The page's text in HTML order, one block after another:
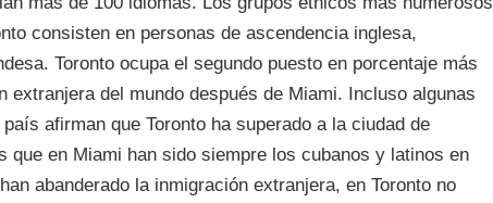
consisten en personas de ascendencia inglesa,
Toronto ocupa el segundo puesto en porcentaje más
extranjera del mundo después de Miami. Incluso algunas
afirman que Toronto ha superado a la ciudad de
que en Miami han sido siempre los cubanos y latinos en
abanderado la inmigración extranjera, en Toronto no